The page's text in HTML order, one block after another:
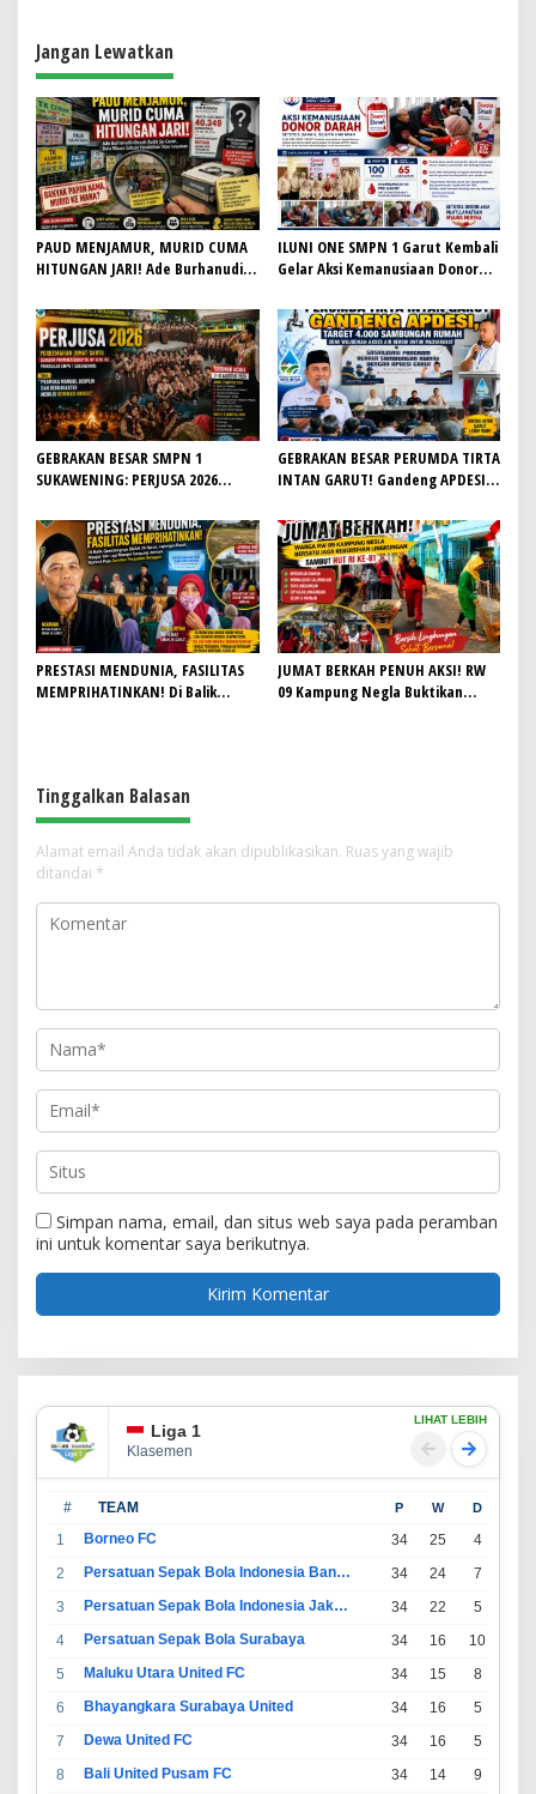
o
s
Jangan Lewatkan
PAUD MENJAMUR, MURID CUMA
HITUNGAN JARI! Ade Burhanudin
Dikmas PAUD H. Iyan Sopiyan
Belum Beri Jawaban
ILUNI ONE SMPN 1 Garut Kembali
Gelar Aksi Kemanusiaan Donor
PMI
GEBRAKAN BESAR SMPN 1
SUKAWENING: PERJUSA 2026
JIWA KEPANDUAN SISWA
GEBRAKAN BESAR PERUMDA TIRTA
INTAN GARUT! Gandeng APDESI,
Demi Wujudkan Akses Air Bersih
untuk Masyarakat
PRESTASI MENDUNIA, FASILITAS
MEMPRIHATINKAN! Di Balik
Sorotan
JUMAT BERKAH PENUH AKSI! RW
09 Kampung Negla Buktikan
Tinggalkan Balasan
Alamat email Anda tidak akan dipublikasikan. Ruas yang wajib
ditandai *
Simpan nama, email, dan situs web saya pada peramban
ini untuk komentar saya berikutnya.
Liga 1
Klasemen
LIHAT LEBIH
# TEAM P W D
1 Borneo FC 34 25 4
2
Persatuan Sepak Bola Indonesia Bandung 34 24 7
3
Persatuan Sepak Bola Indonesia Jakarta 34 22 5
4
Persatuan Sepak Bola Surabaya 34 16 10
5
Maluku Utara United FC 34 15 8
6
Bhayangkara Surabaya United 34 16 5
7
Dewa United FC 34 16 5
8
Bali United Pusam FC 34 14 9